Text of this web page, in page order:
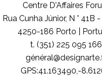
Centre D'Affaires
Rua Cunha Júnior, N ° 41B
4250-186 Porto |
t. (351) 225 095 166
GPS:41.163490,-